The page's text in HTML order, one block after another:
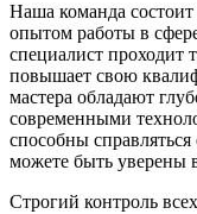
Наша команда
опытом работы в
специалист проходит
повышает свою
мастера обладают
современными
способны
можете быть уверены
Строгий контроль